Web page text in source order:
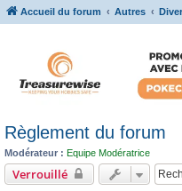
Accueil du forum Autres
Règlement du forum
Modérateur : Equipe Modératrice
Verrouillé